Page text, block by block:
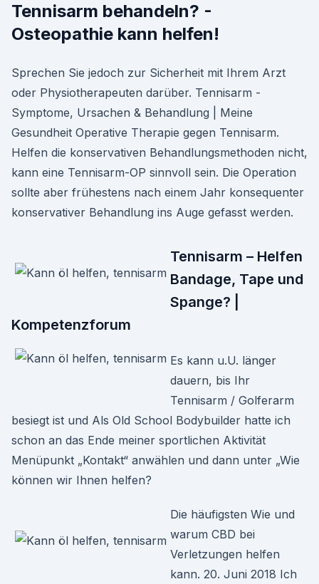
Tennisarm behandeln? -
Osteopathie kann helfen!
Sprechen Sie jedoch zur Sicherheit mit Ihrem Arzt
oder Physiotherapeuten darüber. Tennisarm -
Symptome, Ursachen & Behandlung | Meine
Gesundheit Operative Therapie gegen Tennisarm.
Helfen die konservativen Behandlungsmethoden nicht,
kann eine Tennisarm-OP sinnvoll sein. Die Operation
sollte aber frühestens nach einem Jahr konsequenter
konservativer Behandlung ins Auge gefasst werden.
Tennisarm – Helfen
Bandage, Tape und
Spange? |
Kompetenzforum
Es kann u.U. länger
dauern, bis Ihr
Tennisarm / Golferarm
besiegt ist und Als Old School Bodybuilder hatte ich
schon an das Ende meiner sportlichen Aktivität
Menüpunkt „Kontakt“ anwählen und dann unter „Wie
können wir Ihnen helfen?
Die häufigsten Wie und
warum CBD bei
Verletzungen helfen
kann. 20. Juni 2018 Ich